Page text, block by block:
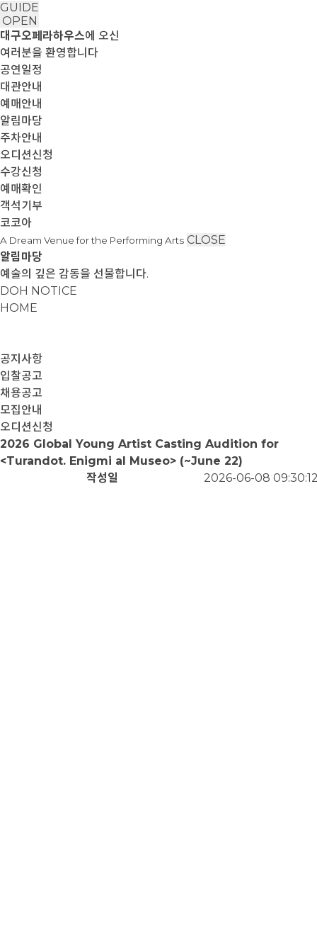
GUIDE
OPEN
대구오페라하우스에 오신
여러분을 환영합니다
공연일정
대관안내
예매안내
알림마당
주차안내
오디션신청
수강신청
예매확인
객석기부
코코아
A Dream Venue for the Performing Arts CLOSE
알림마당
예술의 깊은 감동을 선물합니다.
DOH NOTICE
HOME
공지사항
입찰공고
채용공고
모집안내
오디션신청
2026 Global Young Artist Casting Audition for
<Turandot. Enigmi al Museo> (~June 22)
작성일
2026-06-08